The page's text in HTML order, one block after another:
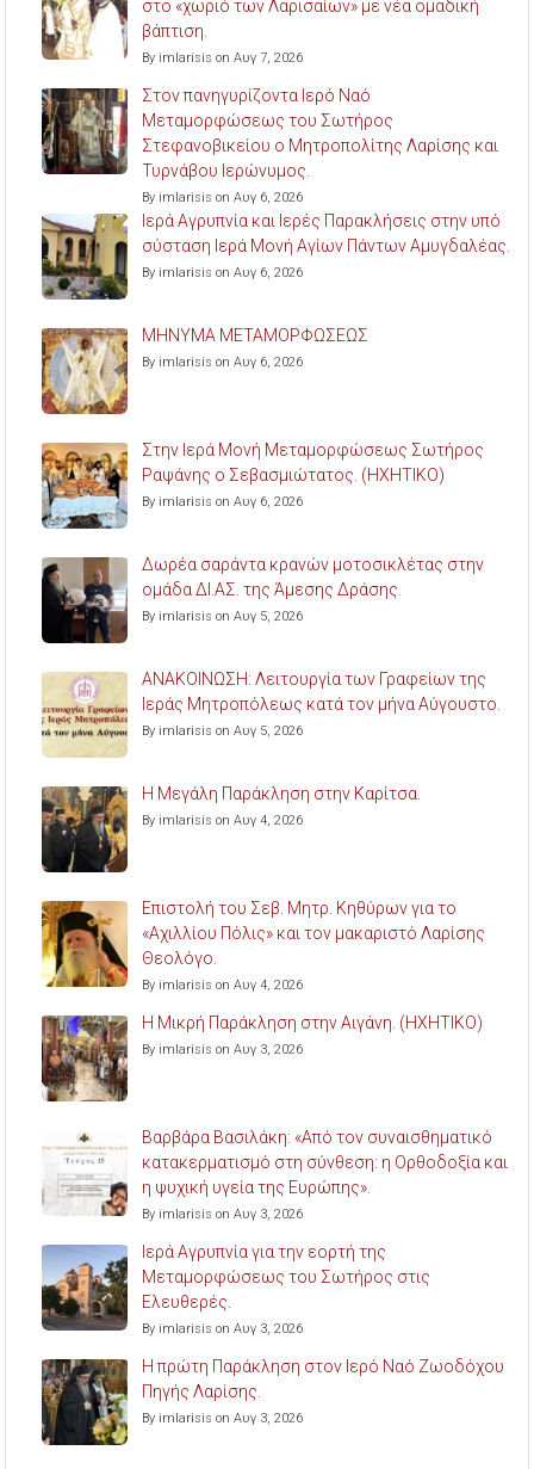
στο «χωριό των Λαρισαίων» με νέα ομαδική
βάπτιση.
By imlarisis on Αυγ 7, 2026
Στον πανηγυρίζοντα Ιερό Ναό
Μεταμορφώσεως του Σωτήρος
Στεφανοβικείου ο Μητροπολίτης Λαρίσης και
Τυρνάβου Ιερώνυμος.
By imlarisis on Αυγ 6, 2026
Ιερά Αγρυπνία και Ιερές Παρακλήσεις στην υπό
σύσταση Ιερά Μονή Αγίων Πάντων Αμυγδαλέας.
By imlarisis on Αυγ 6, 2026
ΜΗΝΥΜΑ ΜΕΤΑΜΟΡΦΩΣΕΩΣ
By imlarisis on Αυγ 6, 2026
Στην Ιερά Μονή Μεταμορφώσεως Σωτήρος
Ραψάνης ο Σεβασμιώτατος. (ΗΧΗΤΙΚΟ)
By imlarisis on Αυγ 6, 2026
Δωρέα σαράντα κρανών μοτοσικλέτας στην
ομάδα ΔΙ.ΑΣ. της Άμεσης Δράσης.
By imlarisis on Αυγ 5, 2026
ΑΝΑΚΟΙΝΩΣΗ: Λειτουργία των Γραφείων της
Ιεράς Μητροπόλεως κατά τον μήνα Αύγουστο.
By imlarisis on Αυγ 5, 2026
Η Μεγάλη Παράκληση στην Καρίτσα.
By imlarisis on Αυγ 4, 2026
Επιστολή του Σεβ. Μητρ. Κηθύρων για το
«Αχιλλίου Πόλις» και τον μακαριστό Λαρίσης
Θεολόγο.
By imlarisis on Αυγ 4, 2026
Η Μικρή Παράκληση στην Αιγάνη. (ΗΧΗΤΙΚΟ)
By imlarisis on Αυγ 3, 2026
Βαρβάρα Βασιλάκη: «Από τον συναισθηματικό
κατακερματισμό στη σύνθεση: η Ορθοδοξία και
η ψυχική υγεία της Ευρώπης».
By imlarisis on Αυγ 3, 2026
Ιερά Αγρυπνία για την εορτή της
Μεταμορφώσεως του Σωτήρος στις
Ελευθερές.
By imlarisis on Αυγ 3, 2026
Η πρώτη Παράκληση στον Ιερό Ναό Ζωοδόχου
Πηγής Λαρίσης.
By imlarisis on Αυγ 3, 2026